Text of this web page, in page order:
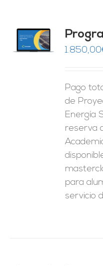
1.850,00
Pago
de
Energía
reserva
para
servicio